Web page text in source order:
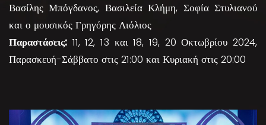
Βασίλης Μπόγδανος, Βασιλεία Κλήμη, Σοφία Στυλιανού
και ο μουσικός Γρηγόρης Λιόλιος
Παραστάσεις: 11, 12, 13 και 18, 19, 20 Οκτωβρίου 2024,
Παρασκευή-Σάββατο στις 21:00 και Κυριακή στις 20:00